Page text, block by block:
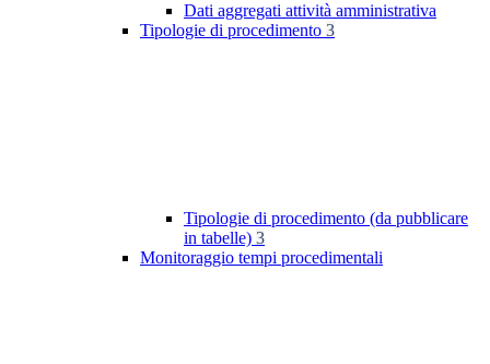
Dati aggregati attività amministrativa
Tipologie di procedimento 3
Tipologie di procedimento (da pubblicare
in tabelle) 3
Monitoraggio tempi procedimentali